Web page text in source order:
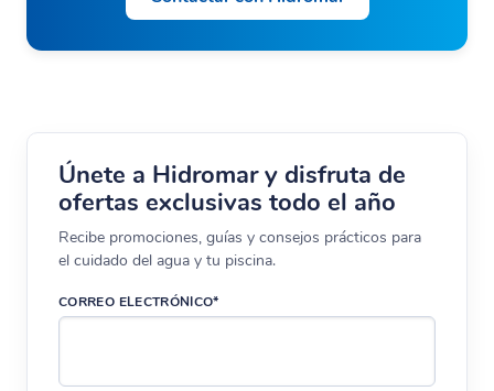
Únete a Hidromar y disfruta de
ofertas exclusivas todo el año
Recibe promociones, guías y consejos prácticos para
el cuidado del agua y tu piscina.
CORREO ELECTRÓNICO*